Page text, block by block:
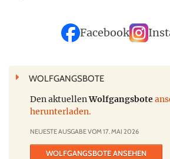
Facebook
WOLFGANGSBOTE
Den aktuellenWolfgangsbote
herunterladen.
NEUESTE AUSGABE VOM 17. MAI 2026
WOLFGANGSBOTE ANSEHEN